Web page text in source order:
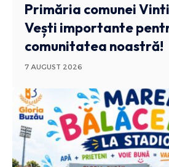
Primăria comunei
Vești importante
comunitatea noastră!
7 AUGUST 2026